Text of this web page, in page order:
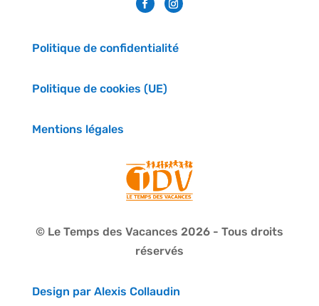
Politique de confidentialité
Politique de cookies (UE)
Mentions légales
© Le Temps des Vacances 2026 - Tous droits
réservés
Design par Alexis Collaudin